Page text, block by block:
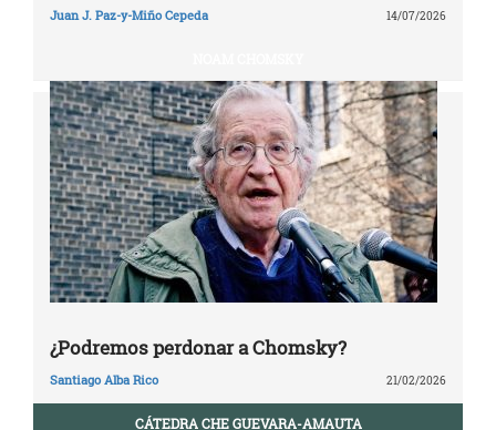
Juan J. Paz-y-Miño Cepeda 14/07/2026
¿Podremos perdonar a Chomsky?
Santiago Alba Rico 21/02/2026
CÁTEDRA CHE GUEVARA-AMAUTA